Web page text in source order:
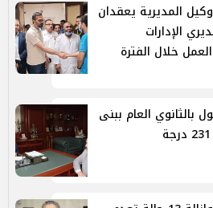
المديرية يعقدان
الإدارات
خلال الفترة
العام ببنى